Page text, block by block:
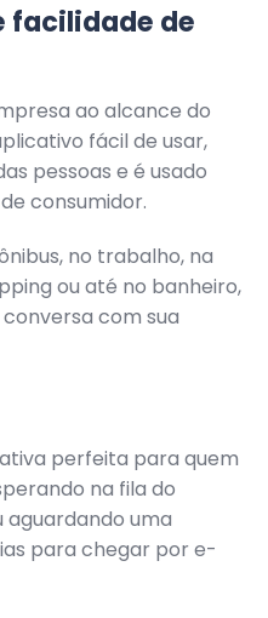
facilidade de
ao alcance do
fácil de usar,
pessoas e é usado
consumidor.
no trabalho, na
ou até no banheiro,
com sua
perfeita para quem
na fila do
uma
para chegar por e-